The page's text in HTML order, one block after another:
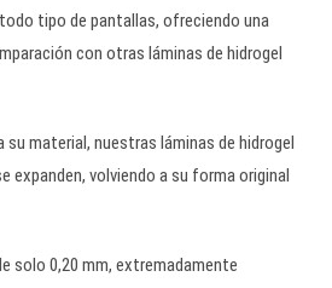
tipo de pantallas, ofreciendo una
con otras láminas de hidrogel
su material, nuestras láminas de hidrogel
expanden, volviendo a su forma original
solo 0,20 mm, extremadamente